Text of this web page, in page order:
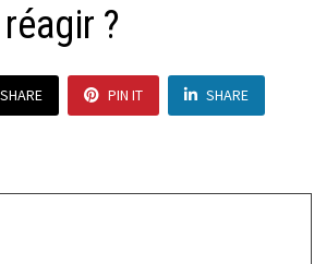
?
SHARE PIN IT SHARE